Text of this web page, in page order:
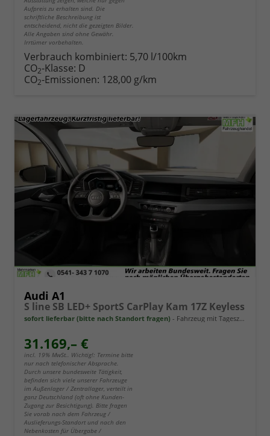
Aufpreis zu erhalten sind. Die
schriftliche Beschreibung ist
entscheidend, nicht die gezeigten Bilder.
Alle Angaben sind ohne Gewähr.
Irrtümer vorbehalten.
Verbrauch kombiniert: 5,70 l/100km
CO2-Klasse: D
CO2-Emissionen: 128,00 g/km
Audi A1
S line SB LED+ SportS CarPlay Kam 17Z Keyless
sofort lieferbar (bitte nach Standort fragen) Fahrzeug mit Tageszulassung
31.169,– €
incl. 19% MwSt.. Wichtig!: Termine bitte
nur nach telefonischer Absprache.
Durch unsere bundesweite Tätigkeit,
befinden sich viele unserer Fahrzeuge
im Außenlager / Zentrallager, verteilt in
ganz Deutschland (oft ohne Kunden-
Zugang zur Besichtigung). Bitte fragen
Sie vorab nach dem Fahrzeug /
Auslieferungs-Standort und nach den
Nebenkosten für Übergabe /